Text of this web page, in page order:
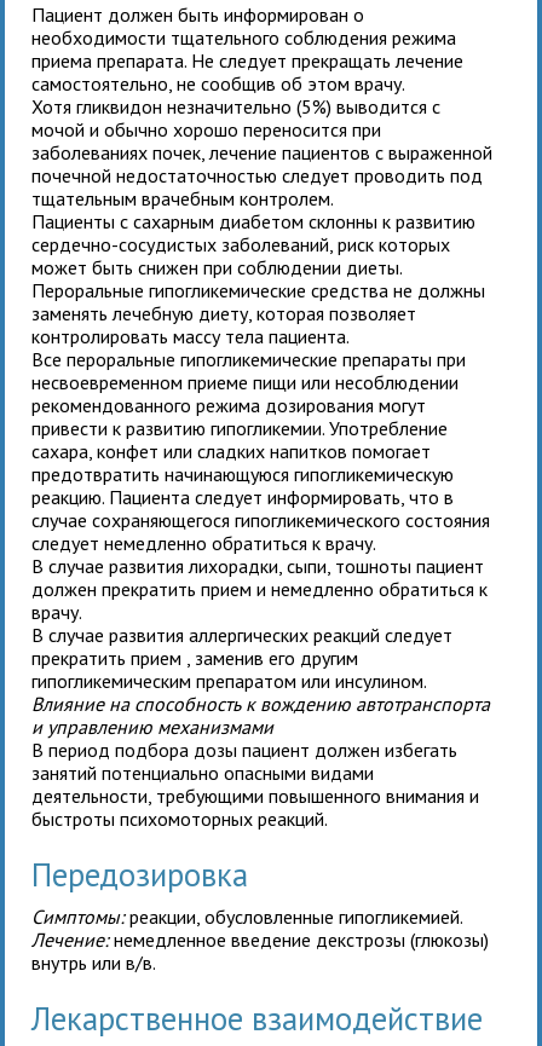
Пациент должен быть информирован о
необходимости тщательного соблюдения режима
приема препарата. Не следует прекращать лечение
самостоятельно, не сообщив об этом врачу.
Хотя гликвидон незначительно (5%) выводится с
мочой и обычно хорошо переносится при
заболеваниях почек, лечение пациентов с выраженной
почечной недостаточностью следует проводить под
тщательным врачебным контролем.
Пациенты с сахарным диабетом склонны к развитию
сердечно-сосудистых заболеваний, риск которых
может быть снижен при соблюдении диеты.
Пероральные гипогликемические средства не должны
заменять лечебную диету, которая позволяет
контролировать массу тела пациента.
Все пероральные гипогликемические препараты при
несвоевременном приеме пищи или несоблюдении
рекомендованного режима дозирования могут
привести к развитию гипогликемии. Употребление
сахара, конфет или сладких напитков помогает
предотвратить начинающуюся гипогликемическую
реакцию. Пациента следует информировать, что в
случае сохраняющегося гипогликемического состояния
следует немедленно обратиться к врачу.
В случае развития лихорадки, сыпи, тошноты пациент
должен прекратить приеми немедленно обратиться к
врачу.
В случае развития аллергических реакций следует
прекратить прием
, заменив его другим
гипогликемическим препаратом или инсулином.
Влияние на способность к вождению автотранспорта
и управлению механизмами
В период подбора дозы пациент должен избегать
занятий потенциально опасными видами
деятельности, требующими повышенного внимания и
быстроты психомоторных реакций.
Передозировка
Симптомы:реакции, обусловленные гипогликемией.
Лечение:немедленное введение декстрозы (глюкозы)
внутрь или в/в.
Лекарственное взаимодействие